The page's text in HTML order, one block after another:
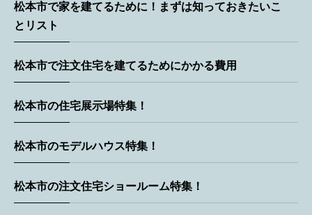
松本市で家を建てるために！まずは知っておきたいこ
とリスト
松本市で注文住宅を建てるためにかかる費用
松本市の住宅展示場特集！
松本市のモデルハウス特集！
松本市の注文住宅ショールーム特集！